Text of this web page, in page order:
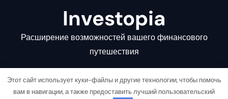
Investopia
Расширение возможностей вашего финансового
путешествия
Этот сайт использует куки-файлы и другие технологии, чтобы помочь
вам в навигации, а также предоставить лучший пользовательский